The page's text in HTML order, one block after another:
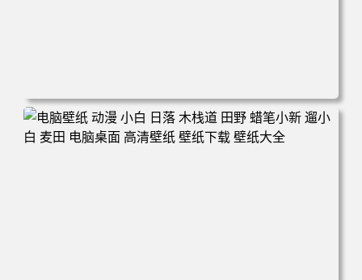
电脑壁纸 可爱动物 喵 喵星人 猫 猫咪 萌宠 电脑桌面 高清壁
纸 壁纸下载 壁纸大全